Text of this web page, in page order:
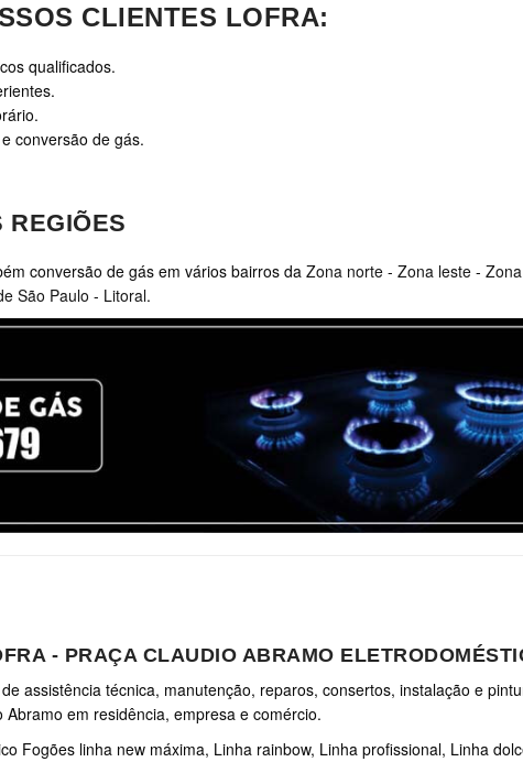
CLIENTES LOFRA:
qualificados.
conversão de gás.
REGIÕES
conversão de gás em vários bairros da Zona norte - Zona leste - Zona
São Paulo - Litoral.
- PRAÇA CLAUDIO ABRAMO
assistência técnica, manutenção, reparos, consertos, instalação e
em residência, empresa e comércio.
Fogões linha new máxima, Linha rainbow, Linha profissional, Linha